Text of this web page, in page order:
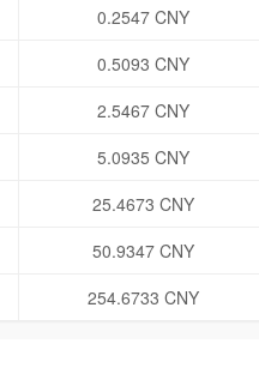
0.2547 CNY
0.5093 CNY
2.5467 CNY
5.0935 CNY
25.4673 CNY
50.9347 CNY
254.6733 CNY